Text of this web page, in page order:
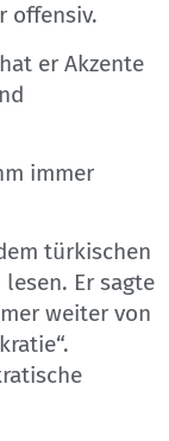
offensiv.
er Akzente
immer
türkischen
Er sagte
weiter von